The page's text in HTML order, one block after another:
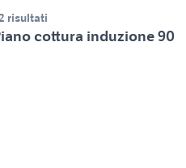
risultati
cottura induzione 90